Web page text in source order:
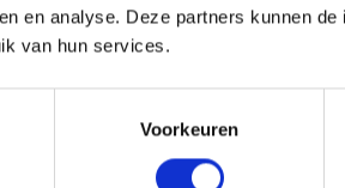
en analyse. Deze partners kunnen
van hun services.
Voorkeuren